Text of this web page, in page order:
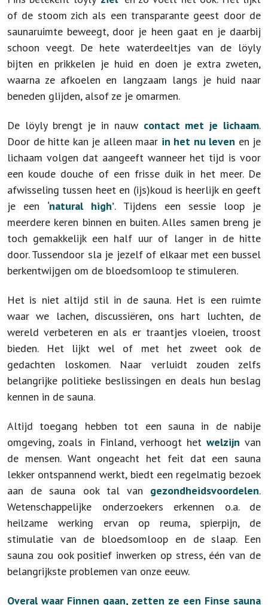
of de stoom zich als een transparante geest door de
saunaruimte beweegt, door je heen gaat en je daarbij
schoon veegt. De hete waterdeeltjes van de löyly
bijten en prikkelen je huid en doen je extra zweten,
waarna ze afkoelen en langzaam langs je huid naar
beneden glijden, alsof ze je omarmen.
De löyly brengt je in nauw contact met je lichaam.
Door de hitte kan je alleen maar in het nu leven en je
lichaam volgen dat aangeeft wanneer het tijd is voor
een koude douche of een frisse duik in het meer. De
afwisseling tussen heet en (ijs)koud is heerlijk en geeft
je een ‘natural high’. Tijdens een sessie loop je
meerdere keren binnen en buiten. Alles samen breng je
toch gemakkelijk een half uur of langer in de hitte
door. Tussendoor sla je jezelf of elkaar met een bussel
berkentwijgen om de bloedsomloop te stimuleren.
Het is niet altijd stil in de sauna. Het is een ruimte
waar we lachen, discussiëren, ons hart luchten, de
wereld verbeteren en als er traantjes vloeien, troost
bieden. Het lijkt wel of met het zweet ook de
gedachten loskomen. Naar verluidt zouden zelfs
belangrijke politieke beslissingen en deals hun beslag
kennen in de sauna.
Altijd toegang hebben tot een sauna in de nabije
omgeving, zoals in Finland, verhoogt hetwelzijn van
de mensen. Want ongeacht het feit dat een sauna
lekker ontspannend werkt, biedt een regelmatig bezoek
aan de sauna ook tal van gezondheidsvoordelen.
Wetenschappelijke onderzoekers erkennen o.a. de
heilzame werking ervan op reuma, spierpijn, de
stimulatie van de bloedsomloop en de slaap. Een
sauna zou ook positief inwerken op stress, één van de
belangrijkste problemen van onze eeuw.
Overal waar Finnen gaan, zetten ze een Finse sauna